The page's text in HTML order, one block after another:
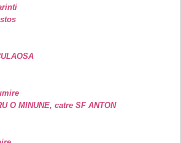
O MINUNE, catre SF ANTON